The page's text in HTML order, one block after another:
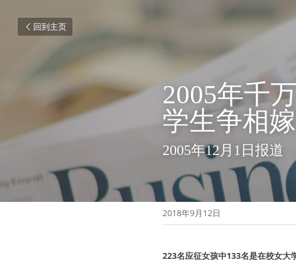
回到主页
2005年千
学生争相
2005年12月1日报道
2018年9月12日
223名应征女孩中133名是在校女大